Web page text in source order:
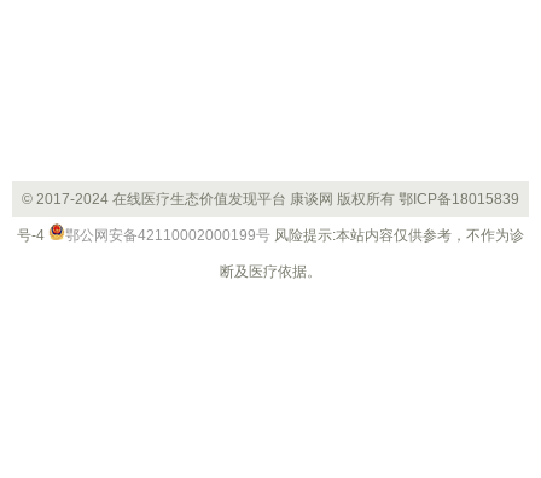
© 2017-2024 在线医疗生态价值发现平台 康谈网 版权所有 鄂ICP备18015839
号-4 鄂公网安备42110002000199号 风险提示:本站内容仅供参考，不作为诊
断及医疗依据。